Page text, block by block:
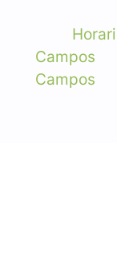
Campos
Campos